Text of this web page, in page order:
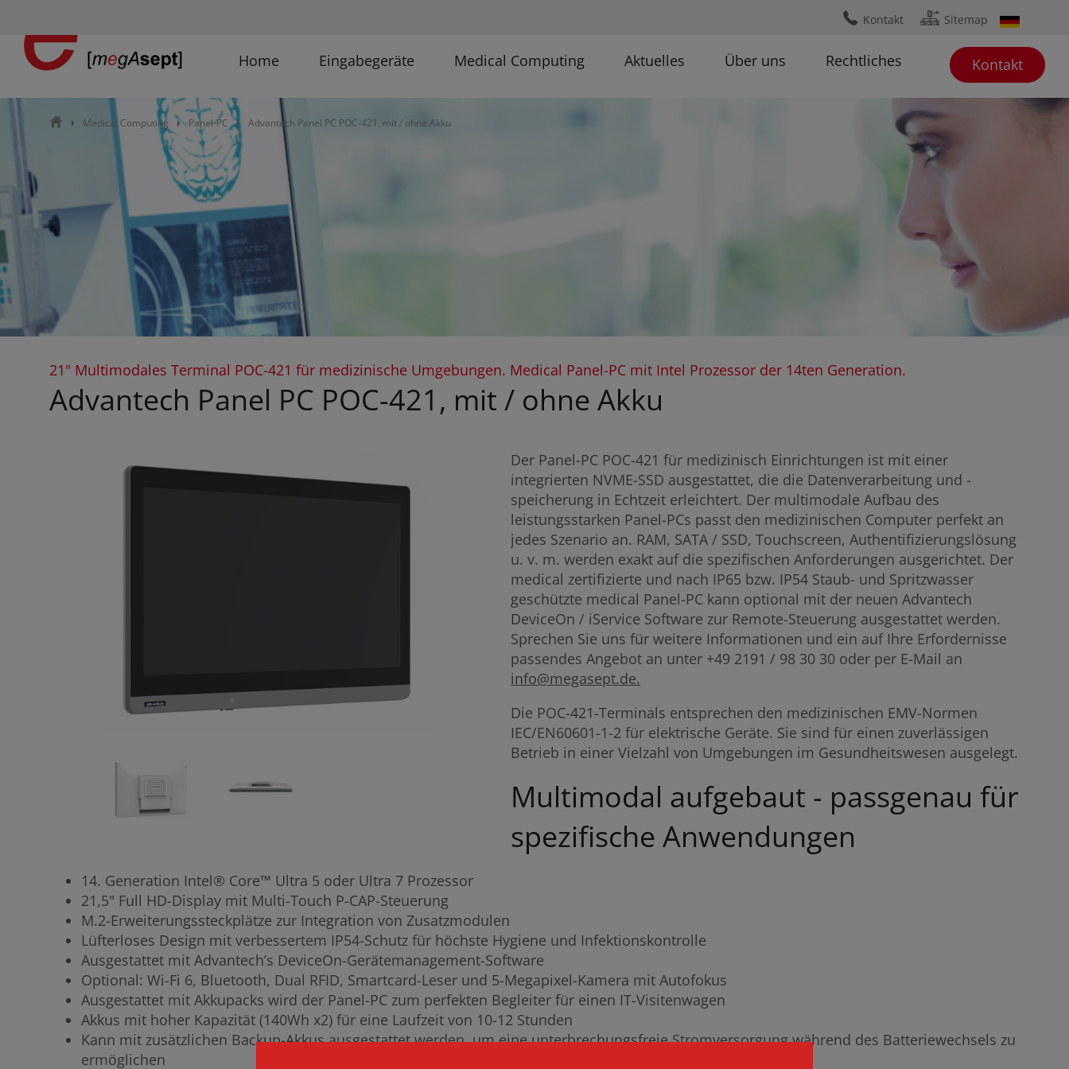
Ÿ Kontakt ɟ Sitemap
Home Eingabegeräte Medical Computing Aktuelles Über uns Rechtliches Kontakt
ŷ Ţ Medical Computing Ţ Panel-PC Ţ Advantech Panel PC POC-421, mit / ohne Akku
21" Multimodales Terminal POC-421 für medizinische Umgebungen. Medical Panel-PC mit Intel Prozessor der 14ten Generation.
Advantech Panel PC POC-421, mit / ohne Akku
Der Panel-PC POC-421 für medizinisch Einrichtungen ist mit einer
integrierten NVME-SSD ausgestattet, die die Datenverarbeitung und -
speicherung in Echtzeit erleichtert. Der multimodale Aufbau des
leistungsstarken Panel-PCs passt den medizinischen Computer perfekt an
jedes Szenario an. RAM, SATA / SSD, Touchscreen, Authentifizierungslösung
u. v. m. werden exakt auf die spezifischen Anforderungen ausgerichtet. Der
medical zertifizierte und nach IP65 bzw. IP54 Staub- und Spritzwasser
geschützte medical Panel-PC kann optional mit der neuen Advantech
DeviceOn / iService Software zur Remote-Steuerung ausgestattet werden.
Sprechen Sie uns für weitere Informationen und ein auf Ihre Erfordernisse
passendes Angebot an unter +49 2191 / 98 30 30 oder per E-Mail an
info@megasept.de.
Die POC-421-Terminals entsprechen den medizinischen EMV-Normen
IEC/EN60601-1-2 für elektrische Geräte. Sie sind für einen zuverlässigen
Betrieb in einer Vielzahl von Umgebungen im Gesundheitswesen ausgelegt.
Multimodal aufgebaut - passgenau für
spezifische Anwendungen
14. Generation Intel® Core™ Ultra 5 oder Ultra 7 Prozessor
21,5" Full HD-Display mit Multi-Touch P-CAP-Steuerung
M.2-Erweiterungssteckplätze zur Integration von Zusatzmodulen
Lüfterloses Design mit verbessertem IP54-Schutz für höchste Hygiene und Infektionskontrolle
Ausgestattet mit Advantech’s DeviceOn-Gerätemanagement-Software
Optional: Wi-Fi 6, Bluetooth, Dual RFID, Smartcard-Leser und 5-Megapixel-Kamera mit Autofokus
Ausgestattet mit Akkupacks wird der Panel-PC zum perfekten Begleiter für einen IT-Visitenwagen
Akkus mit hoher Kapazität (140Wh x2) für eine Laufzeit von 10-12 Stunden
Kann mit zusätzlichen Backup-Akkus ausgestattet werden, um eine unterbrechungsfreie Stromversorgung während des Batteriewechsels zu
ermöglichen